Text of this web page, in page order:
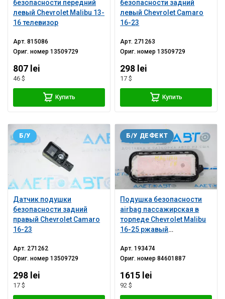
безопасности передний
левый Chevrolet Malibu 13-
16 телевизор
Арт.815086
Ориг. номер13509729
807 lei
46 $
Купить
безопасности задний
левый Chevrolet Camaro
16-23
Арт. 271263
Ориг. номер13509729
298 lei
17 $
Купить
Датчик подушки
безопасности задний
правый Chevrolet Camaro
16-23
Б/У
Арт. 271262
Ориг. номер13509729
298 lei
17 $
Подушка безопасности
airbag пассажирская в
торпеде Chevrolet Malibu
16-25 ржавый
Б/У ДЕФЕКТ
Арт.193474
Ориг. номер84601887
1615 lei
92 $